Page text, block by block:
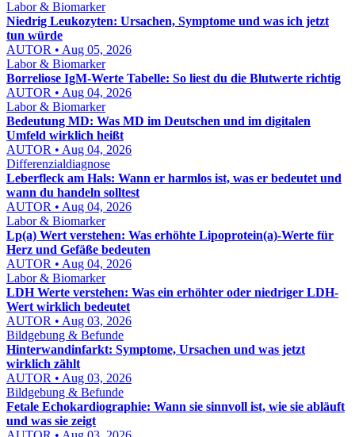
Labor & Biomarker
Niedrig Leukozyten: Ursachen, Symptome und was ich jetzt
tun würde
AUTOR • Aug 05, 2026
Labor & Biomarker
Borreliose IgM-Werte Tabelle: So liest du die Blutwerte richtig
AUTOR • Aug 04, 2026
Labor & Biomarker
Bedeutung MD: Was MD im Deutschen und im digitalen
Umfeld wirklich heißt
AUTOR • Aug 04, 2026
Differenzialdiagnose
Leberfleck am Hals: Wann er harmlos ist, was er bedeutet und
wann du handeln solltest
AUTOR • Aug 04, 2026
Labor & Biomarker
Lp(a) Wert verstehen: Was erhöhte Lipoprotein(a)-Werte für
Herz und Gefäße bedeuten
AUTOR • Aug 04, 2026
Labor & Biomarker
LDH Werte verstehen: Was ein erhöhter oder niedriger LDH-
Wert wirklich bedeutet
AUTOR • Aug 03, 2026
Bildgebung & Befunde
Hinterwandinfarkt: Symptome, Ursachen und was jetzt
wirklich zählt
AUTOR • Aug 03, 2026
Bildgebung & Befunde
Fetale Echokardiographie: Wann sie sinnvoll ist, wie sie abläuft
und was sie zeigt